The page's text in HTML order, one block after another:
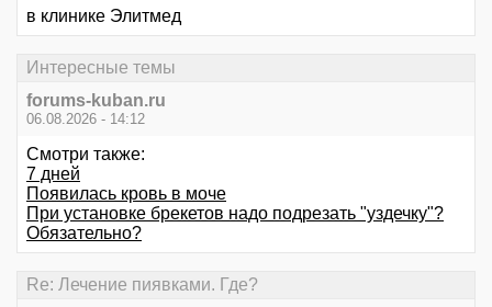
в клинике Элитмед
Интересные темы
forums-kuban.ru
06.08.2026 - 14:12
Смотри также:
7 дней
Появилась кровь в моче
При установке брекетов надо подрезать "уздечку"?
Обязательно?
Re: Лечение пиявками. Где?